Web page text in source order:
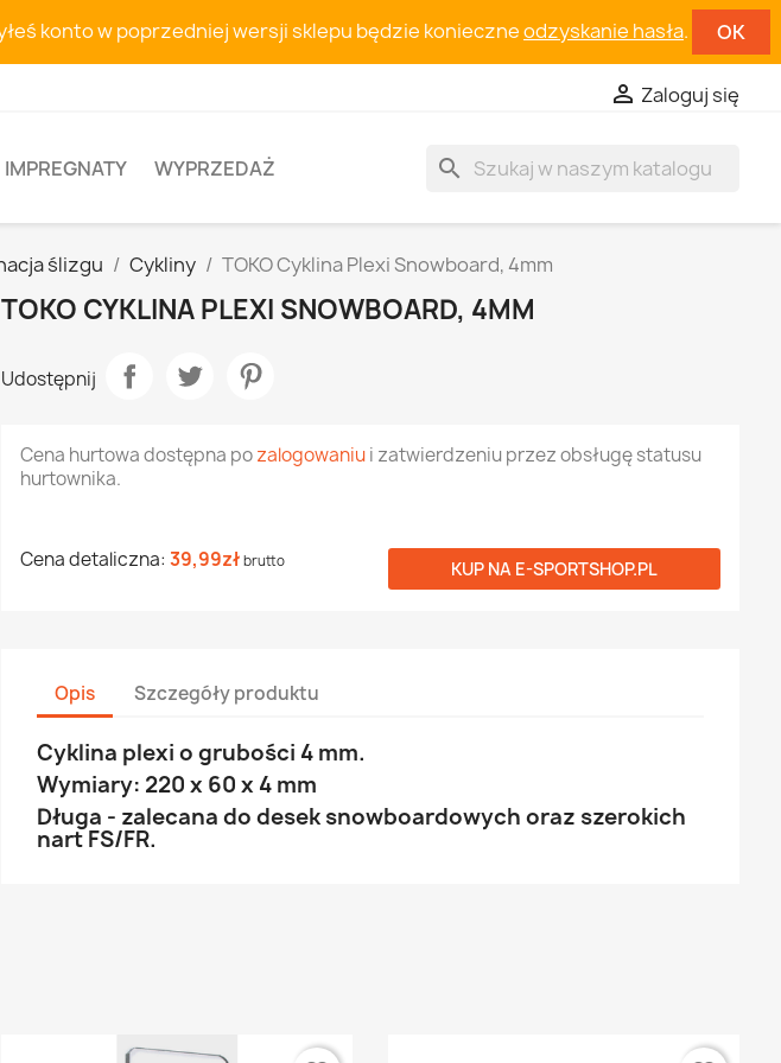
konto w poprzedniej wersji sklepu będzie konieczneodzyskanie hasła. OK
 Zaloguj się
IMPREGNATY WYPRZEDAŻ search
ślizgu Cykliny TOKO Cyklina Plexi Snowboard, 4mm
TOKO CYKLINA PLEXI SNOWBOARD, 4MM
Udostępnij
Cena hurtowa dostępna pozalogowaniui zatwierdzeniu przez obsługę statusu
hurtownika.
Cena detaliczna: 39,99złbrutto KUP NA E-SPORTSHOP.PL
Opis Szczegóły produktu
Cyklina plexi o grubości 4 mm.
Wymiary: 220 x 60 x 4 mm
Długa - zalecana do desek snowboardowych oraz szerokich
nart FS/FR.